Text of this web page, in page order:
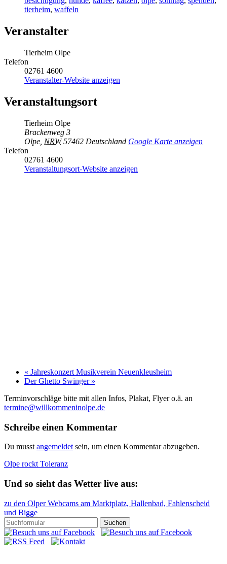
tierheim, waffeln
Veranstalter
Tierheim Olpe
Telefon
02761 4600
Veranstalter-Website anzeigen
Veranstaltungsort
Tierheim Olpe
Brackenweg 3
Olpe NRW 57462 Deutschland Google Karte anzeigen
Telefon
02761 4600
Veranstaltungsort-Website anzeigen
« Jahreskonzert Musikverein Neuenkleusheim
Der Ghetto Swinger »
Terminvorschläge bitte mit allen Infos, Plakat, Flyer o.ä. an
termine@willkommeninolpe.de
Schreibe einen Kommentar
Du musst angemeldet sein, um einen Kommentar abzugeben.
Olpe rockt Toleranz
Und so sieht das Wetter live aus:
zu den Olper Webcams am Marktplatz, Hallenbad, Fahlenscheid
und Bigge